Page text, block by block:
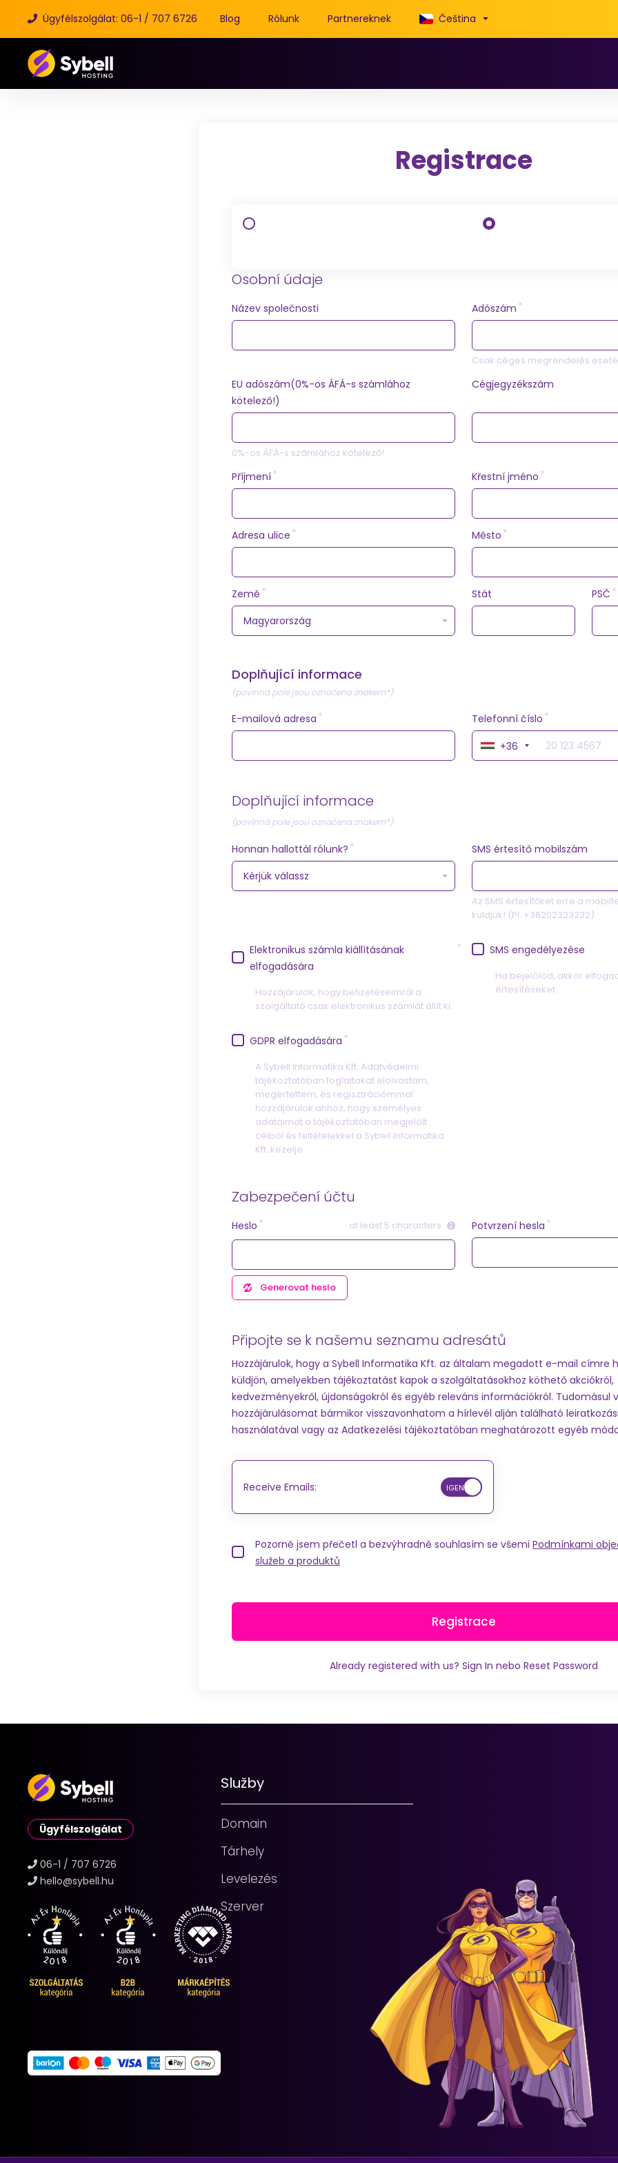
Ügyfélszolgálat: 06-1 / 707 6726 Blog Rólunk Partnereknek Čeština
Registrace
Osobní údaje
Název společnosti Adószám
Csak céges megrendelés
EU adószám(0%-os ÁFÁ-s számlához
kötelező!)
0%-os ÁFÁ-s számlához kötelező!
Cégjegyzékszám
Příjmení Křestní jméno
Adresa ulice Město
Země Stát PSČ
Doplňující informace
(povinná pole jsou označena znakem*)
E-mailová adresa
Telefonní číslo
+36
Doplňující informace
(povinná pole jsou označena znakem*)
Honnan hallottál rólunk? SMS értesítő mobilszám
Az SMS értesítőket erre a
küldjük! (Pl. +36202323232)
Elektronikus számla kiállításának
elfogadására
Hozzájárulok, hogy befizetéseimről a
szolgáltató csak elektronikus számlát állít ki.
SMS engedélyezése
Ha bejelölöd, akkor
értesítéseket
GDPR elfogadására
A Sybell Informatika Kft. Adatvédelmi
tájékoztatóban foglaltakat elolvastam,
megértettem, és regisztrációmmal
hozzájárulok ahhoz, hogy személyes
adataimat a tájékoztatóban megjelölt
célból és feltételekkel a Sybell Informatika
Kft. kezelje.
Zabezpečení účtu
Heslo at least 5 characters
Generovat heslo
Potvrzení hesla
Připojte se k našemu seznamu adresátů
Hozzájárulok, hogy a Sybell Informatika Kft. az általam megadott e-mail címre
küldjön, amelyekben tájékoztatást kapok a szolgáltatásokhoz köthető akciókról,
kedvezményekről, újdonságokról és egyéb releváns információkról. Tudomásul
hozzájárulásomat bármikor visszavonhatom a hírlevél alján található
használatával vagy az Adatkezelési tájékoztatóban meghatározott egyéb
Receive Emails:
Pozorně jsem přečetl a bezvýhradně souhlasím se všemi Podmínkami
služeb a produktů
Registrace
Already registered with us? Sign In nebo Reset Password
Ügyfélszolgálat
06-1 / 707 6726
hello@sybell.hu
Služby
Domain
Tárhely
Levelezés
Szerver